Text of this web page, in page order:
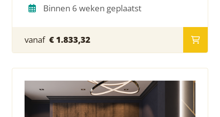
Binnen 6 weken geplaatst
vanaf € 1.833,32